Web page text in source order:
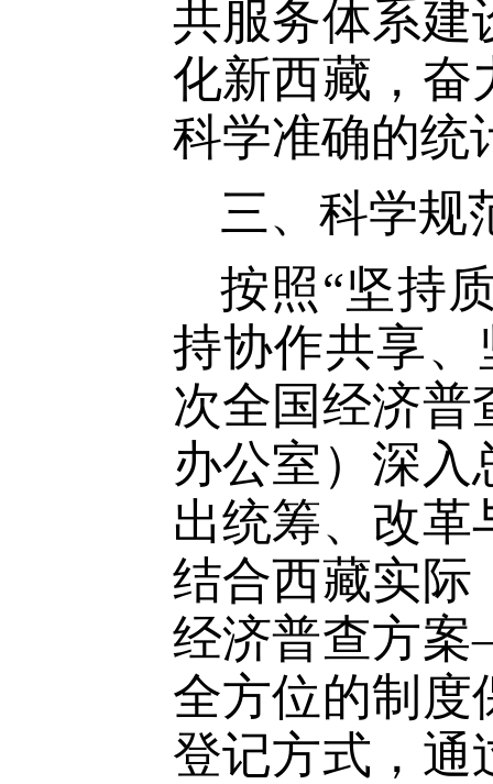
共服务体系建
化新西藏，奋
科学准确的统
三、科学规
按照“坚持
持协作共享
次全国经济普
办公室）深入
出统筹、改革
结合西藏实际
经济普查方案
全方位的制度
登记方式，通